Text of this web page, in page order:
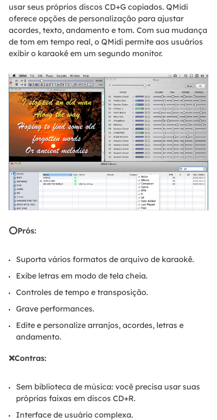
usar seus próprios discos CD+G copiados. QMidi
oferece opções de personalização para ajustar
acordes, texto, andamento e tom. Com sua mudança
de tom em tempo real, o QMidi permite aos usuários
exibir o karaokê em um segundo monitor.
⭕Prós:
Suporta vários formatos de arquivo de karaokê.
Exibe letras em modo de tela cheia.
Controles de tempo e transposição.
Grave performances.
Edite e personalize arranjos, acordes, letras e
andamento.
❌Contras:
Sem biblioteca de música: você precisa usar suas
próprias faixas em discos CD+R.
Interface de usuário complexa.